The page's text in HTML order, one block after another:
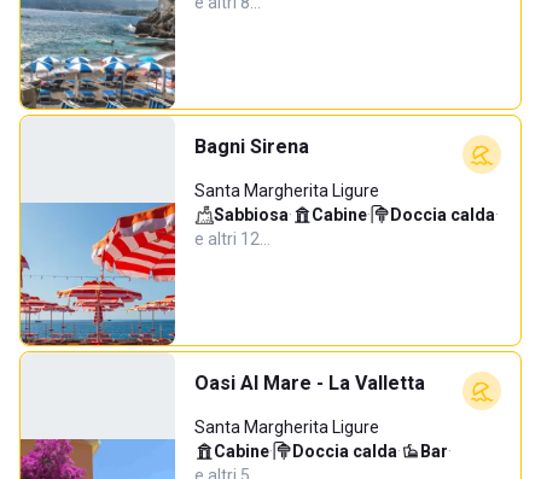
Bagni Sirena
Santa Margherita Ligure
Sabbiosa· Cabine· Doccia calda·
e altri 12…
Oasi Al Mare - La Valletta
Santa Margherita Ligure
Cabine· Doccia calda· Bar·